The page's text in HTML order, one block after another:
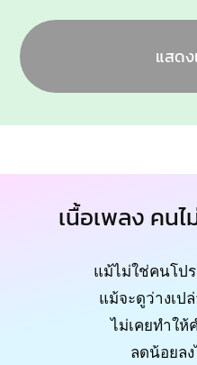
แสด
เนื้อเพลง คน
แม้ไม่ใช่คนโป
แม้จะดูว่างเป
ไม่เคยทำให้
ลดน้อยล